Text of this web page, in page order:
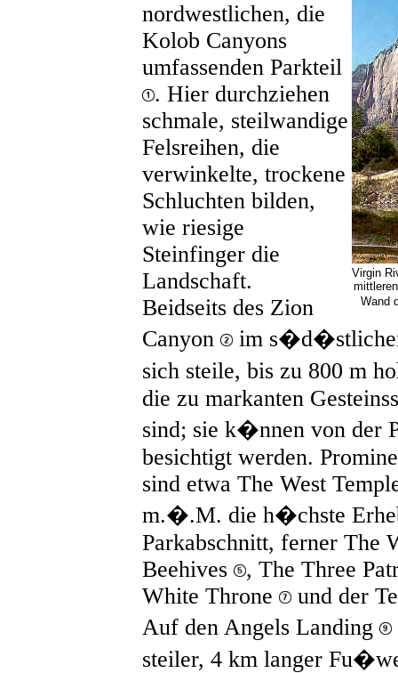
Virgin
Wand
nordwestlichen, die
Kolob Canyons
umfassenden Parkteil
. Hier durchziehen
schmale, steilwandige
Felsreihen, die
verwinkelte, trockene
Schluchten bilden,
wie riesige
Steinfinger die
Landschaft.
Beidseits des Zion
Canyon
im
sich steile, bis zu 800 m
die zu markanten
sind; sie k�nnen von der
besichtigt werden.
sind etwa The West
m.�.M. die h�chste
Parkabschnitt, ferner The
Beehives
, The Three
White Throne
und der
Auf den Angels Landing
steiler, 4 km langer